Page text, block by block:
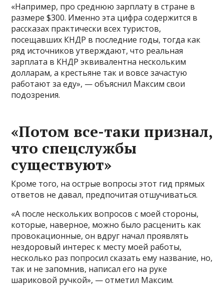
«Например, про среднюю зарплату в стране в
размере $300. Именно эта цифра содержится в
рассказах практически всех туристов,
посещавших КНДР в последние годы, тогда как
ряд источников утверждают, что реальная
зарплата в КНДР эквивалентна нескольким
долларам, а крестьяне так и вовсе зачастую
работают за еду», — объяснил Максим свои
подозрения.
«Потом все-таки признал,
что спецслужбы
существуют»
Кроме того, на острые вопросы этот гид прямых
ответов не давал, предпочитая отшучиваться.
«А после нескольких вопросов с моей стороны,
которые, наверное, можно было расценить как
провокационные, он вдруг начал проявлять
нездоровый интерес к месту моей работы,
несколько раз попросил сказать ему название, но,
так и не запомнив, написал его на руке
шариковой ручкой», — отметил Максим.